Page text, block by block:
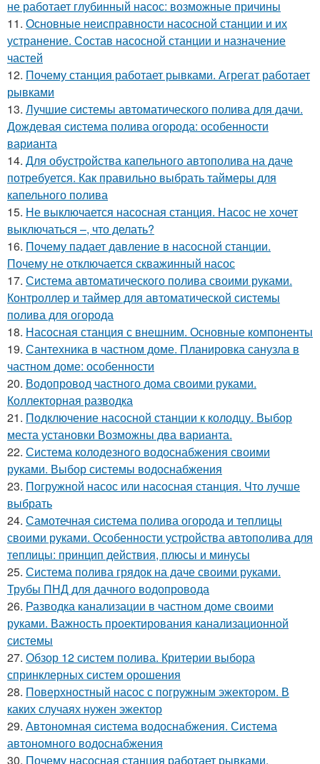
не работает глубинный насос: возможные причины
11. Основные неисправности насосной станции и их
устранение. Состав насосной станции и назначение
частей
12. Почему станция работает рывками. Агрегат работает
рывками
13. Лучшие системы автоматического полива для дачи.
Дождевая система полива огорода: особенности
варианта
14. Для обустройства капельного автополива на даче
потребуется. Как правильно выбрать таймеры для
капельного полива
15. Не выключается насосная станция. Насос не хочет
выключаться –, что делать?
16. Почему падает давление в насосной станции.
Почему не отключается скважинный насос
17. Система автоматического полива своими руками.
Контроллер и таймер для автоматической системы
полива для огорода
18. Насосная станция с внешним. Основные компоненты
19. Сантехника в частном доме. Планировка санузла в
частном доме: особенности
20. Водопровод частного дома своими руками.
Коллекторная разводка
21. Подключение насосной станции к колодцу. Выбор
места установки Возможны два варианта.
22. Система колодезного водоснабжения своими
руками. Выбор системы водоснабжения
23. Погружной насос или насосная станция. Что лучше
выбрать
24. Самотечная система полива огорода и теплицы
своими руками. Особенности устройства автополива для
теплицы: принцип действия, плюсы и минусы
25. Система полива грядок на даче своими руками.
Трубы ПНД для дачного водопровода
26. Разводка канализации в частном доме своими
руками. Важность проектирования канализационной
системы
27. Обзор 12 систем полива. Критерии выбора
спринклерных систем орошения
28. Поверхностный насос с погружным эжектором. В
каких случаях нужен эжектор
29. Автономная система водоснабжения. Система
автономного водоснабжения
30. Почему насосная станция работает рывками.